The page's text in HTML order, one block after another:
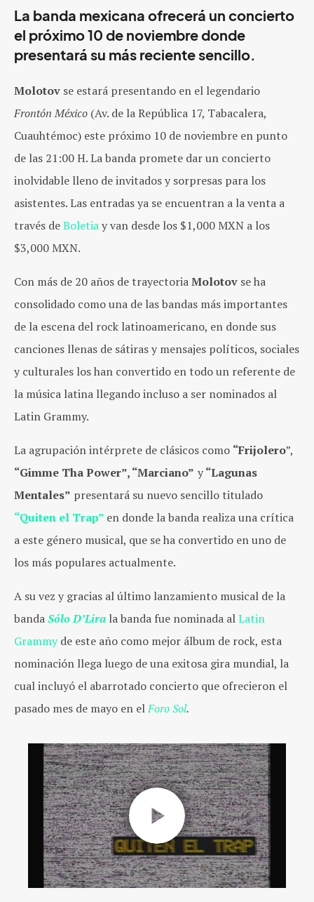
La banda mexicana ofrecerá un concierto
el próximo 10 de noviembre donde
presentará su más reciente sencillo.
Molotov se estará presentando en el legendario
Frontón México (Av. de la República 17, Tabacalera,
Cuauhtémoc) este próximo 10 de noviembre en punto
de las 21:00 H. La banda promete dar un concierto
inolvidable lleno de invitados y sorpresas para los
asistentes. Las entradas ya se encuentran a la venta a
través deBoletiay van desde los $1,000 MXN a los
$3,000 MXN.
Con más de 20 años de trayectoriaMolotov se ha
consolidado como una de las bandas más importantes
de la escena del rock latinoamericano, en donde sus
canciones llenas de sátiras y mensajes políticos, sociales
y culturales los han convertido en todo un referente de
la música latina llegando incluso a ser nominados al
Latin Grammy.
La agrupación intérprete de clásicos como “Frijolero”,
“Gimme Tha Power”, “Marciano” y“Lagunas
Mentales” presentará su nuevo sencillo titulado
“Quiten el Trap” en donde la banda realiza una crítica
a este género musical, que se ha convertido en uno de
los más populares actualmente.
A su vez y gracias al último lanzamiento musical de la
bandaSólo D’Lira la banda fue nominada alLatin
Grammyde este año como mejor álbum de rock, esta
nominación llega luego de una exitosa gira mundial, la
cual incluyó el abarrotado concierto que ofrecieron el
pasado mes de mayo en elForo Sol.